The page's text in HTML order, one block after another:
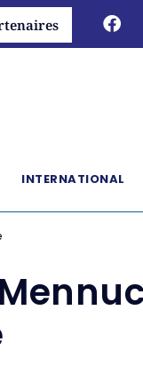
INTERNATIONAL